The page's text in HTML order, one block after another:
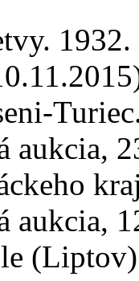
aukcia,
aukcia,